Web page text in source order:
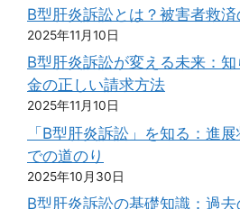
B型肝炎訴訟とは？被害者救
2025年11月10日
B型肝炎訴訟が変える未来：
金の正しい請求方法
2025年11月10日
「B型肝炎訴訟」を知る：進
での道のり
2025年10月30日
B型肝炎訴訟の基礎知識：過